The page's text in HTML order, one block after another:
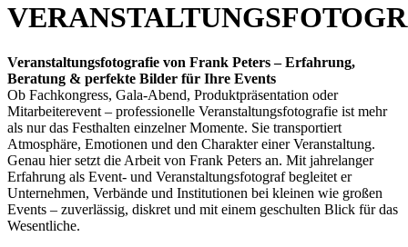
Veranstaltungsfotografie von Frank Peters – Erfahrung,
Beratung & perfekte Bilder für Ihre Events
Ob Fachkongress, Gala-Abend, Produktpräsentation oder
Mitarbeiterevent – professionelle Veranstaltungsfotografie ist mehr
als nur das Festhalten einzelner Momente. Sie transportiert
Atmosphäre, Emotionen und den Charakter einer Veranstaltung.
Genau hier setzt die Arbeit von Frank Peters an. Mit jahrelanger
Erfahrung als Event- und Veranstaltungsfotograf begleitet er
Unternehmen, Verbände und Institutionen bei kleinen wie großen
Events – zuverlässig, diskret und mit einem geschulten Blick für das
Wesentliche.